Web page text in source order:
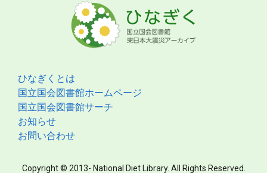
ひなぎくとは
国立国会図書館ホームページ
国立国会図書館サーチ
お知らせ
お問い合わせ
Copyright © 2013- National Diet Library. All Rights Reserved.